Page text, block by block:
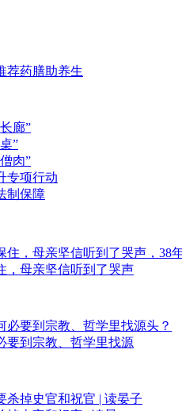
荐药膳助养生
廊”
”
肉”
专项行动
制保障
，母亲坚信听到了哭声
要到宗教、哲学里找源